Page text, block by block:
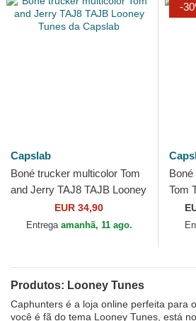
Capslab
Boné trucker multicolor Tom
and Jerry TAJ8 TAJB Looney
Tunes da Capslab
EUR 34,90
Entrega amanhã, 11 ago.
-
Tom
Produtos: Looney Tunes
Caphunters é a loja online perfeita para
você é fã do tema Looney Tunes, está